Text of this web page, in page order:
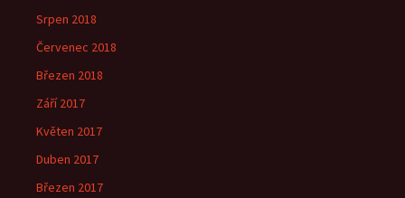
Srpen 2018
Červenec 2018
Březen 2018
Září 2017
Květen 2017
Duben 2017
Březen 2017